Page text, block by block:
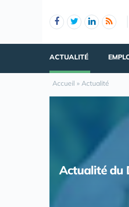
ACTUALITÉ
Accueil » Actualité
Actualité du